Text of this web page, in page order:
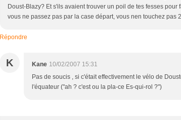
Doust-Blazy? Et s'ils avaient trouver un poil de tes fesses
vous ne passez pas par la case départ, vous nen touchez pas
Répondre
K Kane 10/02/2007 15:31
Pas de soucis , si c'était effectivement le vélo de
l'équateur ("ah ? c'est ou la pla-ce Es-qui-rol ?")